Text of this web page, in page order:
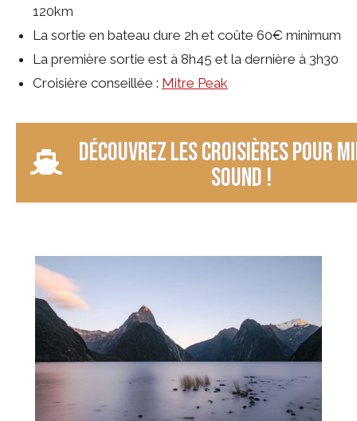
120km
La sortie en bateau dure 2h et coûte 60€ minimum
La première sortie est à 8h45 et la dernière à 3h30
Croisière conseillée : Mitre Peak
Découvrez les croisières pour
Sound !